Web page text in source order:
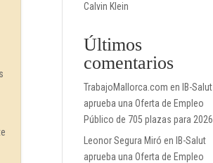
Calvin Klein
Últimos
comentarios
TrabajoMallorca.com en IB-Salut
aprueba una Oferta de Empleo
Público de 705 plazas para 2026
Leonor Segura Miró en IB-Salut
aprueba una Oferta de Empleo